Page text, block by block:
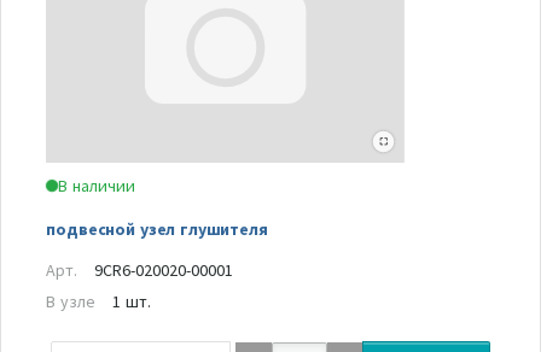
В наличии
подвесной узел глушителя
Арт.
9CR6-020020-00001
В узле
1 шт.